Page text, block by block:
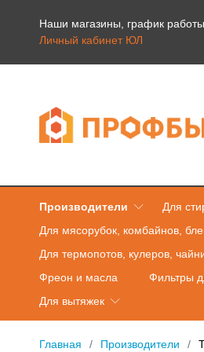
Наши магазины, график работы
Личный кабинет ЮЛ
Производители Для
Для мясорубок, комбайнов,
Для термопотов, кулеров,
Фреон и масла
Фильтры
Для вытяжек
Главная Производители